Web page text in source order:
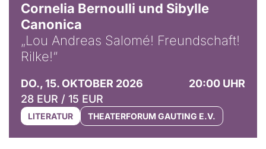
Cornelia Bernoulli und Sibylle
Canonica
„Lou Andreas Salomé! Freundschaft!
Rilke!“
DO., 15. OKTOBER 2026
20:00 UHR
28 EUR / 15 EUR
LITERATUR THEATERFORUM GAUTING E.V.